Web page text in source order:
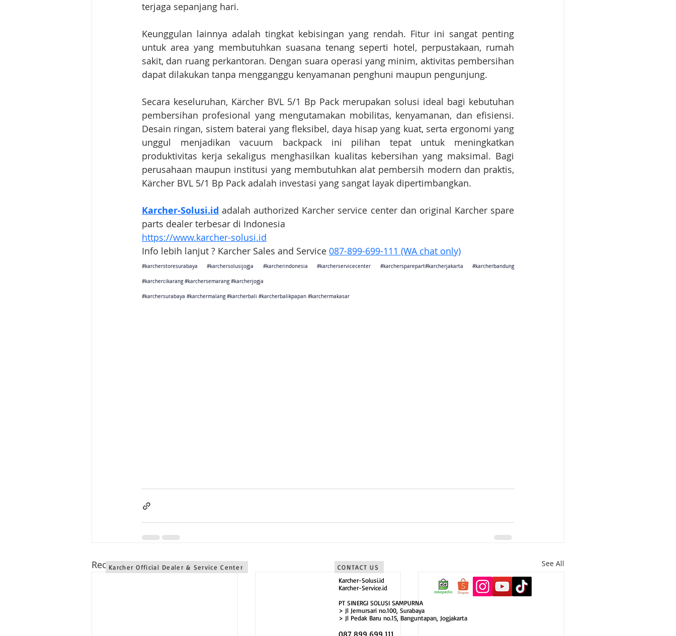
terjaga sepanjang hari.
Keunggulan lainnya adalah tingkat kebisingan yang rendah. Fitur ini sangat penting
untuk area yang membutuhkan suasana tenang seperti hotel, perpustakaan, rumah
sakit, dan ruang perkantoran. Dengan suara operasi yang minim, aktivitas pembersihan
dapat dilakukan tanpa mengganggu kenyamanan penghuni maupun pengunjung.
Secara keseluruhan, Kärcher BVL 5/1 Bp Pack merupakan solusi ideal bagi kebutuhan
pembersihan profesional yang mengutamakan mobilitas, kenyamanan, dan efisiensi.
Desain ringan, sistem baterai yang fleksibel, daya hisap yang kuat, serta ergonomi yang
unggul menjadikan vacuum backpack ini pilihan tepat untuk meningkatkan
produktivitas kerja sekaligus menghasilkan kualitas kebersihan yang maksimal. Bagi
perusahaan maupun institusi yang membutuhkan alat pembersih modern dan praktis,
Kärcher BVL 5/1 Bp Pack adalah investasi yang sangat layak dipertimbangkan.
Karcher-Solusi.id adalah authorized Karcher service center dan original Karcher spare
parts dealer terbesar di Indonesia
https://www.karcher-solusi.id
Info lebih lanjut ? Karcher Sales and Service 087-899-699-111 (WA chat only)
#karcherstoresurabaya #karchersolusijogja #karcherindonesia #karcherservicecenter #karchersparepart#karcherjakarta #karcherbandung
#karchercikarang #karchersemarang #karcherjogja
#karchersurabaya #karchermalang #karcherbali #karcherbalikpapan #karchermakasar
Recent Posts See All
Karcher Official Dealer & Service Center
CONTACT US
Karcher-Solusi.id
Karcher-Service.id
PT SINERGI SOLUSI SAMPURNA
> Jl Jemursari no.100, Surabaya
> Jl Pedak Baru no.15, Banguntapan, Jogjakarta